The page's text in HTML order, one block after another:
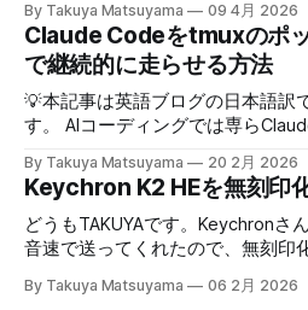
がフリーランス案件につながった
うになるまで 12:15 なぜ最初から
14:54 AI登場前、英語コピーに苦戦
ーディング時代をどう見ているか
ずつレビューする使い方 21:06 AI
の 25:53 AI時代に「感性」が大事
の「健やかに生きる」とは、心身
づくりを楽しみ続けるという意味です。 読者の中
近のAIの急速な進化の中でどう生
くかを悩んでいる方は多いのでは
べてに対する正解はわかりません
人はいないからです。 でも自分は、ソフトウェア寄りのア
ーティストとして生きる上で大事
(moat)」を築くことよりも、「生
います。 人生とは速度ではなく方向である – ゲーテ 自分
はどこに行きたいのか？何を見た
戦略は状況に合わせて柔軟に変えれ
は、日本の文化からいくつかの生
By Takuya Matsuyama 09 4月 2026
Claude Codeをtmuxのポ
で継続的に走らせる方法
💡本記事は英語ブログの日本語訳です。 どうも、
す。 AIコーディングでは専らClaude Codeを使っています。
いたのですが、幅が狭すぎてメッ
示できず、使いづらかったです。
化すればいいのですが、毎回やる
で、ポップアップウィンドウで
てもバックグラウンドで動き続け
By Takuya Matsuyama 20 2月 2026
Keychron K2 HEを無刻印
どうもTAKUYAです。Keychronさ
音速で送ってくれたので、無刻印
す。これは３年間ぐらい使ってき
By Takuya Matsuyama 06 2月 2026